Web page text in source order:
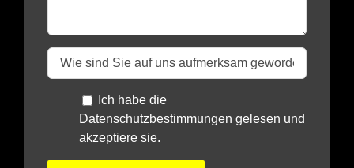
Ich habe die
Datenschutzbestimmungen gelesen und
akzeptiere sie.